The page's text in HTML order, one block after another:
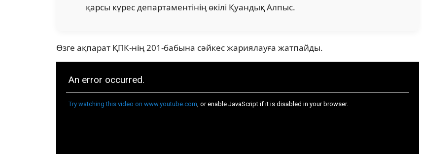
қарсы күрес департаментінің өкілі Қуандық Алпыс.
Өзге ақпарат ҚПК-нің 201-бабына сәйкес жариялауға жатпайды.